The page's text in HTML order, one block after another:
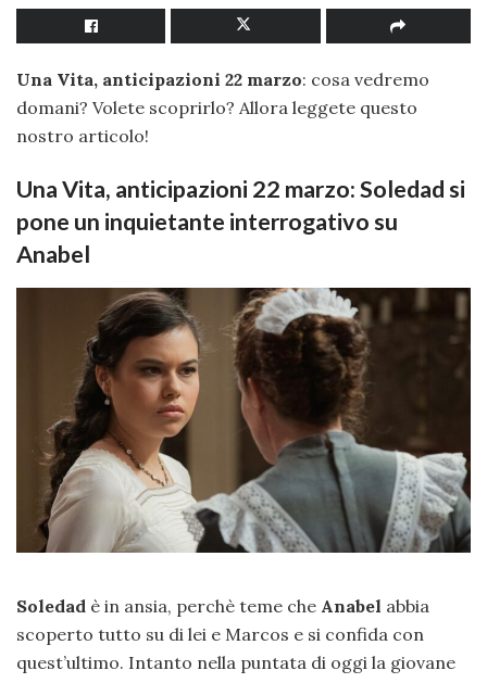
Una Vita, anticipazioni 22 marzo: cosa vedremo
domani? Volete scoprirlo? Allora leggete questo
nostro articolo!
Una Vita, anticipazioni 22 marzo: Soledad si
pone un inquietante interrogativo su
Anabel
Soledad è in ansia, perchè teme che Anabel abbia
scoperto tutto su di lei e Marcos e si confida con
quest’ultimo. Intanto nella puntata di oggi la giovane